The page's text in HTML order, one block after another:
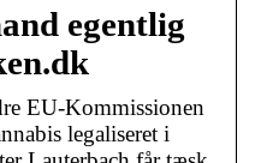
egentlig
EU-Kommissionen
legaliseret i